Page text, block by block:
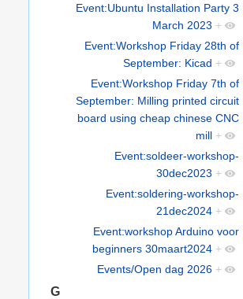
Event:Ubuntu Installation Party 3
March 2023 +
Event:Workshop Friday 28th of
September: Kicad +
Event:Workshop Friday 7th of
September: Milling printed circuit
board using cheap chinese CNC
mill +
Event:soldeer-workshop-
30dec2023 +
Event:soldering-workshop-
21dec2024 +
Event:workshop Arduino voor
beginners 30maart2024 +
Events/Open dag 2026 +
G